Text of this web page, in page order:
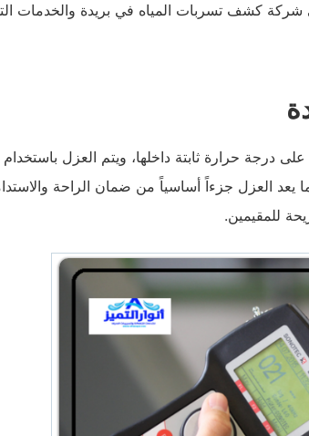
كشف تسربات المياه في بريدة والخدمات
درجة حرارة ثابتة داخلها، ويتم العزل باستخدام
يعد العزل جزءاً أساسياً من ضمان الراحة
للمقيمين.